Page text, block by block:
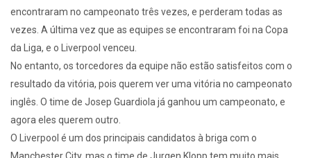
encontraram no campeonato três vezes, e perderam todas as
vezes. A última vez que as equipes se encontraram foi na Copa
da Liga, e o Liverpool venceu.
No entanto, os torcedores da equipe não estão satisfeitos com o
resultado da vitória, pois querem ver uma vitória no campeonato
inglês. O time de Josep Guardiola já ganhou um campeonato, e
agora eles querem outro.
O Liverpool é um dos principais candidatos à briga com o